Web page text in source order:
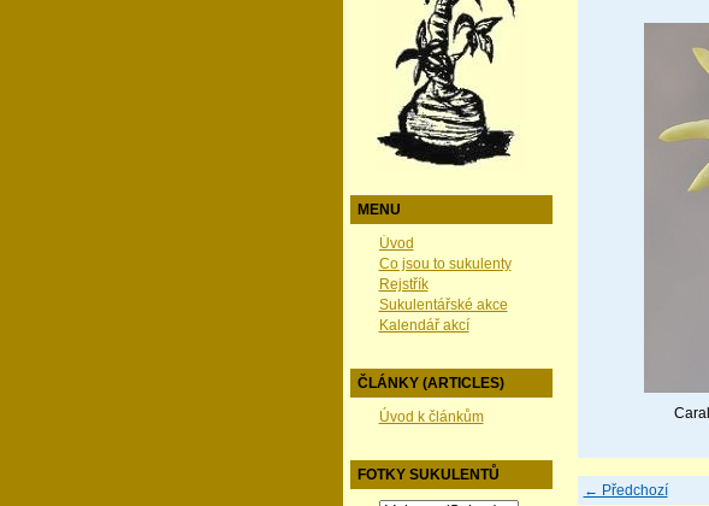
MENU
Úvod
Co jsou to sukulenty
Rejstřík
Sukulentářské akce
Kalendář akcí
ČLÁNKY (ARTICLES)
Úvod k článkům
FOTKY SUKULENTŮ
← Předchozí